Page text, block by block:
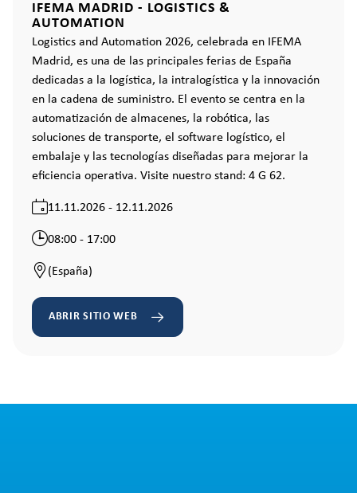
IFEMA MADRID - LOGISTICS &
AUTOMATION
Logistics and Automation 2026, celebrada en IFEMA
Madrid, es una de las principales ferias de España
dedicadas a la logística, la intralogística y la innovación
en la cadena de suministro. El evento se centra en la
automatización de almacenes, la robótica, las
soluciones de transporte, el software logístico, el
embalaje y las tecnologías diseñadas para mejorar la
eficiencia operativa. Visite nuestro stand: 4 G 62.
11.11.2026 - 12.11.2026
08:00 - 17:00
(España)
ABRIR SITIO WEB